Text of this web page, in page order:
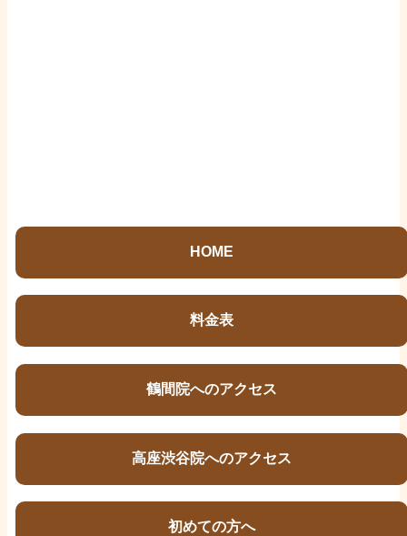
HOME
料金表
鶴間院へのアクセス
高座渋谷院へのアクセス
初めての方へ